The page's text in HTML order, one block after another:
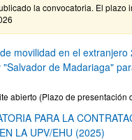
la convocatoria. El plazo
movilidad en el
"Salvador de Madariaga"
abierto (Plazo de
PARA LA
LA UPV/EHU (2025)